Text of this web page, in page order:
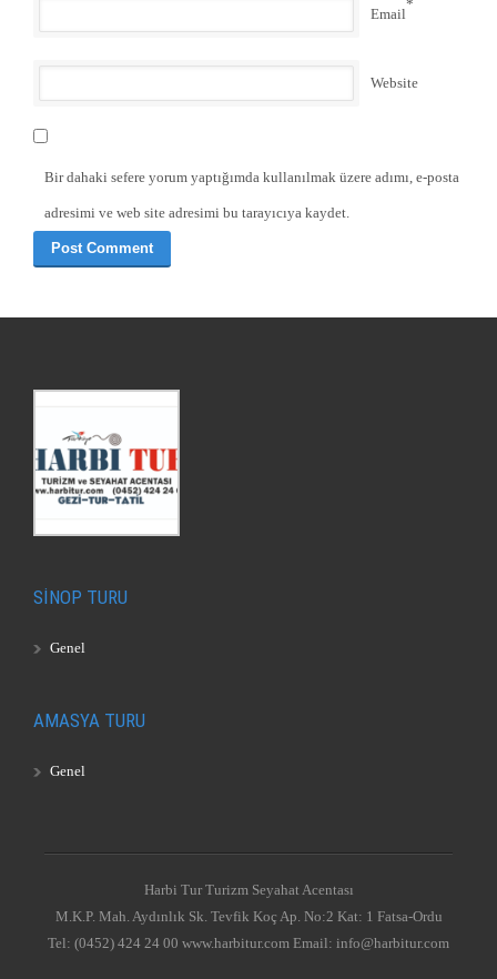
Email
*
Website
Bir dahaki sefere yorum yaptığımda kullanılmak üzere adımı, e-posta
adresimi ve web site adresimi bu tarayıcıya kaydet.
SİNOP TURU
Genel
AMASYA TURU
Genel
Harbi Tur Turizm Seyahat Acentası
M.K.P. Mah. Aydınlık Sk. Tevfik Koç Ap. No:2 Kat: 1 Fatsa-Ordu
Tel: (0452) 424 24 00 www.harbitur.com Email: info@harbitur.com